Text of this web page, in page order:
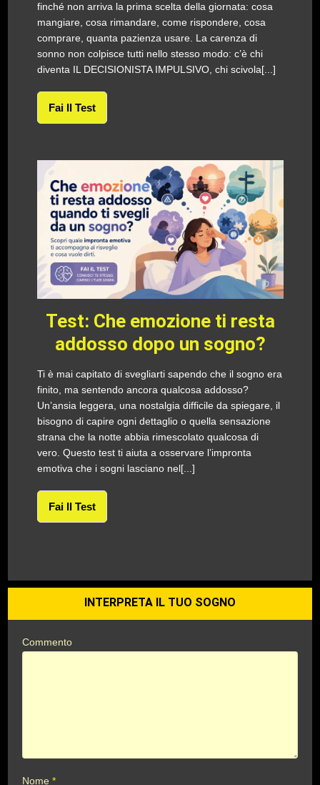
finché non arriva la prima scelta della giornata: cosa
mangiare, cosa rimandare, come rispondere, cosa
comprare, quanta pazienza usare. La carenza di
sonno non colpisce tutti nello stesso modo: c’è chi
diventa IL DECISIONISTA IMPULSIVO, chi scivola[...]
Fai Il Test
Test: Che emozione ti resta
addosso dopo un sogno?
Ti è mai capitato di svegliarti sapendo che il sogno era
finito, ma sentendo ancora qualcosa addosso?
Un’ansia leggera, una nostalgia difficile da spiegare, il
bisogno di capire ogni dettaglio o quella sensazione
strana che la notte abbia rimescolato qualcosa di
vero. Questo test ti aiuta a osservare l’impronta
emotiva che i sogni lasciano nel[...]
Fai Il Test
INTERPRETA IL TUO SOGNO
Commento
Nome*